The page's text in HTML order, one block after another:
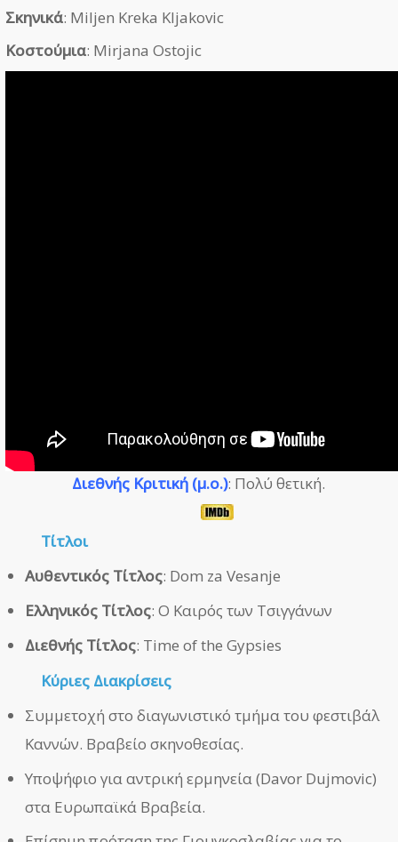
Σκηνικά: Miljen Kreka Kljakovic
Κοστούμια: Mirjana Ostojic
Διεθνής Κριτική (μ.ο.): Πολύ θετική.
Τίτλοι
Αυθεντικός Τίτλος: Dom za Vesanje
Ελληνικός Τίτλος: Ο Καιρός των Τσιγγάνων
Διεθνής Τίτλος: Time of the Gypsies
Κύριες Διακρίσεις
Συμμετοχή στο διαγωνιστικό τμήμα του φεστιβάλ
Καννών. Βραβείο σκηνοθεσίας.
Υποψήφιο για αντρική ερμηνεία (Davor Dujmovic)
στα Ευρωπαϊκά Βραβεία.